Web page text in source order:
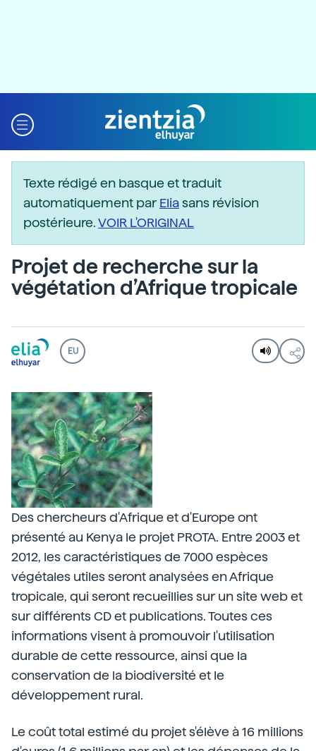
Texte rédigé en basque et traduit
automatiquement parEliasans révision
postérieure.VOIR L'ORIGINAL
Projet de recherche sur la
végétation d’Afrique tropicale
EU
Des chercheurs d'Afrique et d'Europe ont
présenté au Kenya le projet PROTA. Entre 2003 et
2012, les caractéristiques de 7000 espèces
végétales utiles seront analysées en Afrique
tropicale, qui seront recueillies sur un site web et
sur différents CD et publications. Toutes ces
informations visent à promouvoir l'utilisation
durable de cette ressource, ainsi que la
conservation de la biodiversité et le
développement rural.
Le coût total estimé du projet s'élève à 16 millions